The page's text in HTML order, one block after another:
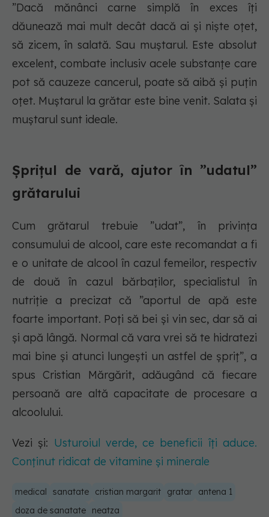
”Dacă mănânci carne simplă în exces îți
dăunează mai mult decât dacă ai și niște oțet,
să zicem, în salată. Sau muștarul. Este absolut
excelent, combate inclusiv acele substanțe care
pot să cauzeze cancerul, poate să aibă și puțin
oțet. Muștarul la grătar este bine venit. Salata și
muștarul sunt ideale.
Șprițul de vară, ajutor în ”udatul”
grătarului
Cum grătarul trebuie ”udat”, în privința
consumului de alcool, care este recomandat a fi
e o unitate de alcool în cazul femeilor, respectiv
de două în cazul bărbaților, specialistul în
nutriție a precizat că ”aportul de apă este
foarte important. Poți să bei și vin sec, dar să ai
și apă lângă. Normal că vara vrei să te hidratezi
mai bine și atunci lungești un astfel de șpriț”, a
spus Cristian Mărgărit, adăugând că fiecare
persoană are altă capacitate de procesare a
alcoolului.
Vezi și: Usturoiul verde, ce beneficii îți aduce.
Conținut ridicat de vitamine și minerale
medical sanatate cristian margarit gratar
antena 1
doza de sanatate
neatza